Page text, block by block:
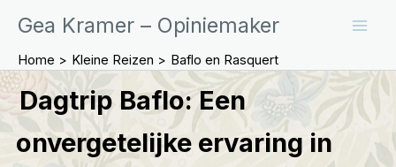
naar
inhoud
Gea Kramer – Opiniemaker
Home Kleine Reizen Baflo en Rasquert
Dagtrip Baflo: Een
onvergetelijke ervaring in